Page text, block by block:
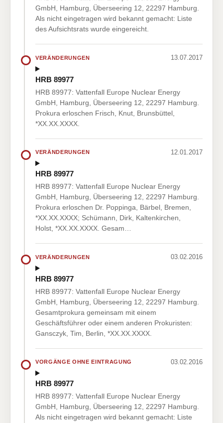
GmbH, Hamburg, Überseering 12, 22297 Hamburg.
Als nicht eingetragen wird bekannt gemacht: Liste
des Aufsichtsrats wurde eingereicht.
VERÄNDERUNGEN 13.07.2017
HRB 89977
HRB 89977: Vattenfall Europe Nuclear Energy
GmbH, Hamburg, Überseering 12, 22297 Hamburg.
Prokura erloschen Frisch, Knut, Brunsbüttel,
*XX.XX.XXXX.
VERÄNDERUNGEN 12.01.2017
HRB 89977
HRB 89977: Vattenfall Europe Nuclear Energy
GmbH, Hamburg, Überseering 12, 22297 Hamburg.
Prokura erloschen Dr. Poppinga, Bärbel, Bremen,
*XX.XX.XXXX; Schümann, Dirk, Kaltenkirchen,
Holst, *XX.XX.XXXX. Gesam…
VERÄNDERUNGEN 03.02.2016
HRB 89977
HRB 89977: Vattenfall Europe Nuclear Energy
GmbH, Hamburg, Überseering 12, 22297 Hamburg.
Gesamtprokura gemeinsam mit einem
Geschäftsführer oder einem anderen Prokuristen:
Gansczyk, Tim, Berlin, *XX.XX.XXXX.
VORGÄNGE OHNE EINTRAGUNG 03.02.2016
HRB 89977
HRB 89977: Vattenfall Europe Nuclear Energy
GmbH, Hamburg, Überseering 12, 22297 Hamburg.
Als nicht eingetragen wird bekannt gemacht: Liste